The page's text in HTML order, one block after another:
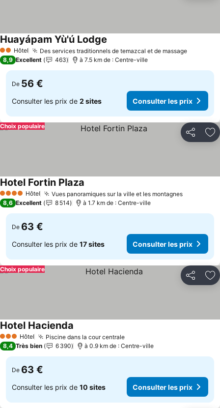
2 Étoiles
Hôtel Des services traditionnels de temazcal et de massage
Huayápam Yù'ú Lodge
8,9 Excellent 463 à 7.5 km de : Centre-ville
De 56 €
Consulter les prix de 2 sites Consulter les prix
Partager
Choix populaire
4 Étoiles Hôtel Vues panoramiques sur la ville et les montagnes
Hotel Fortin Plaza
8,6 Excellent 8 514 à 1.7 km de : Centre-ville
De 63 €
Consulter les prix de 17 sites Consulter les prix
Partager
Choix populaire
3 ÉtoilesHôtel Piscine dans la cour centrale
Hotel Hacienda
8,4 Très bien 6 390 à 0.9 km de : Centre-ville
De 63 €
Consulter les prix de 10 sites Consulter les prix